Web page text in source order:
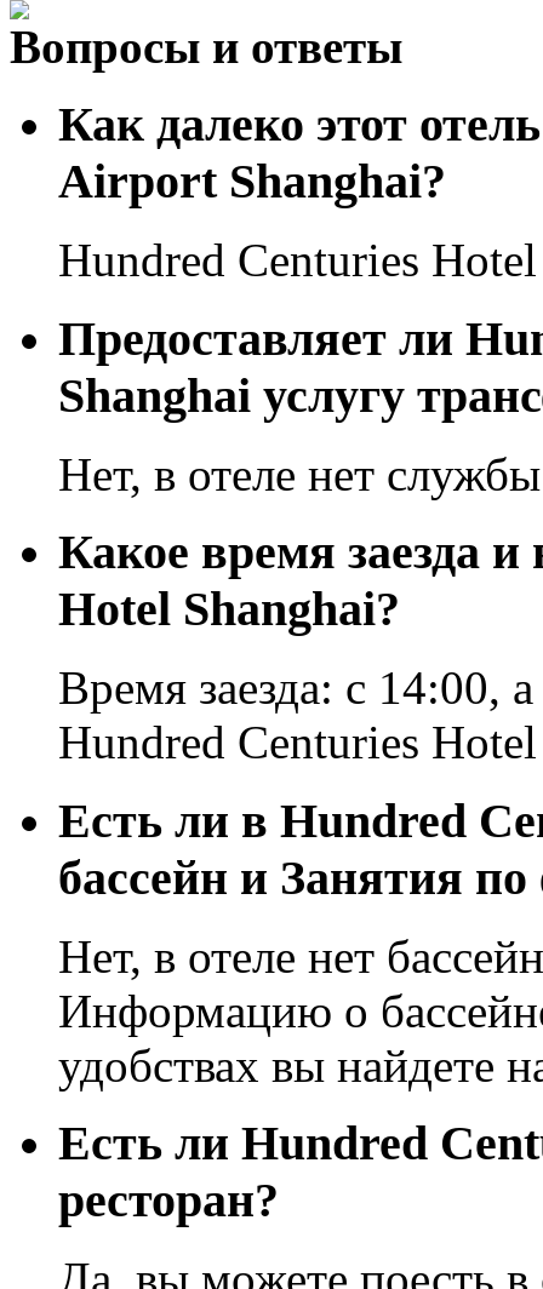
Вопросы и ответы
Как далеко этот
Airport Shanghai?
Hundred Centuries
Предоставляет ли
Shanghai услугу
Нет, в отеле нет
Какое время заезда
Hotel Shanghai?
Время заезда: с 14:00,
Hundred Centuries
Есть ли в Hundred
бассейн и Занятия
Нет, в отеле нет
Информацию о
удобствах вы найдете
Eсть ли Hundred
ресторан?